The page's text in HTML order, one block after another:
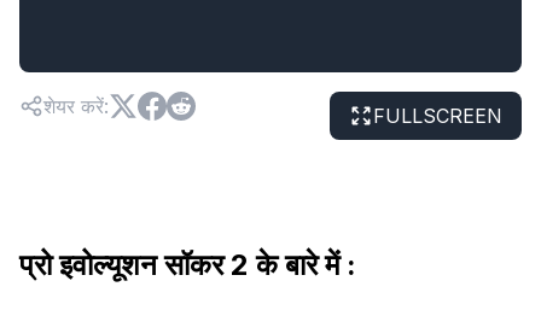
शेयर करें: FULLSCREEN
प्रो इवोल्यूशन सॉकर 2 के बारे में :